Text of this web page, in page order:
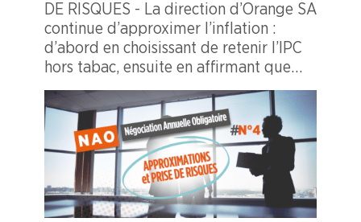
DE RISQUES - La direction d’Orange SA
continue d’approximer l’inflation :
d’abord en choisissant de retenir l’IPC
hors tabac, ensuite en affirmant que
l’IPC hors tabac est en fait l’IPCH
(approximations).